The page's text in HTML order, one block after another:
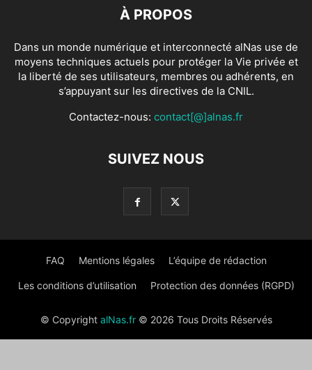
À PROPOS
Dans un monde numérique et interconnecté alNas use de
moyens techniques actuels pour protéger la Vie privée et
la liberté de ses utilisateurs, membres ou adhérents, en
s’appuyant sur les directives de la CNIL.
Contactez-nous: contact[@]alnas.fr
SUIVEZ NOUS
FAQ Mentions légales L’équipe de rédaction
Les conditions d’utilisation Protection des données (RGPD)
© Copyright alNas.fr© 2026 Tous Droits Réservés